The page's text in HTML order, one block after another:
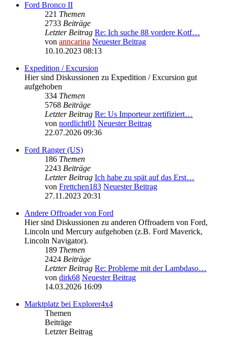
Ford Bronco II
221 Themen
2733 Beiträge
Letzter Beitrag Re: Ich suche 88 vordere Kotf…
von anncarina Neuester Beitrag
10.10.2023 08:13
Expedition / Excursion
Hier sind Diskussionen zu Expedition / Excursion gut
aufgehoben
334 Themen
5768 Beiträge
Letzter Beitrag Re: Us Importeur zertifiziert…
von nordlicht01 Neuester Beitrag
22.07.2026 09:36
Ford Ranger (US)
186 Themen
2243 Beiträge
Letzter Beitrag Ich habe zu spät auf das Erst…
von Frettchen183 Neuester Beitrag
27.11.2023 20:31
Andere Offroader von Ford
Hier sind Diskussionen zu anderen Offroadern von Ford,
Lincoln und Mercury aufgehoben (z.B. Ford Maverick,
Lincoln Navigator).
189 Themen
2424 Beiträge
Letzter Beitrag Re: Probleme mit der Lambdaso…
von dirk68 Neuester Beitrag
14.03.2026 16:09
Marktplatz bei Explorer4x4
Themen
Beiträge
Letzter Beitrag